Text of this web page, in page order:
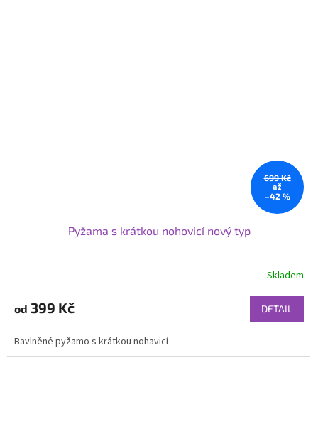
699 Kč
až
–42 %
Pyžama s krátkou nohovicí nový typ
Skladem
od 399 Kč DETAIL
Bavlněné pyžamo s krátkou nohavicí